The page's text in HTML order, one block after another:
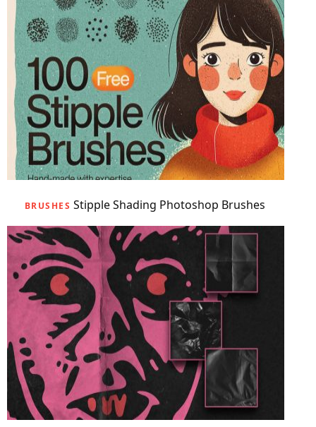
BRUSHES Stipple Shading Photoshop Brushes